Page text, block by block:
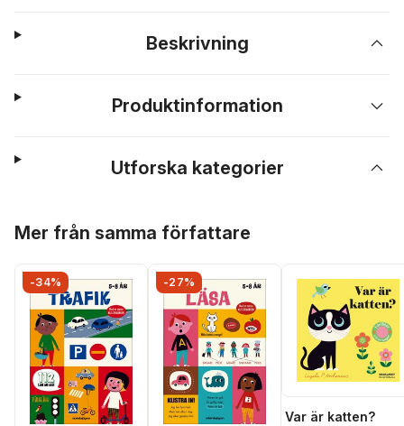
Beskrivning
Produktinformation
Utforska kategorier
Mer från samma författare
-34% -27%
Var är katten?